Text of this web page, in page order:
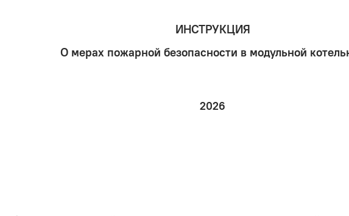
ИНСТРУКЦИЯ
О мерах пожарной безопасности в модульной
2026